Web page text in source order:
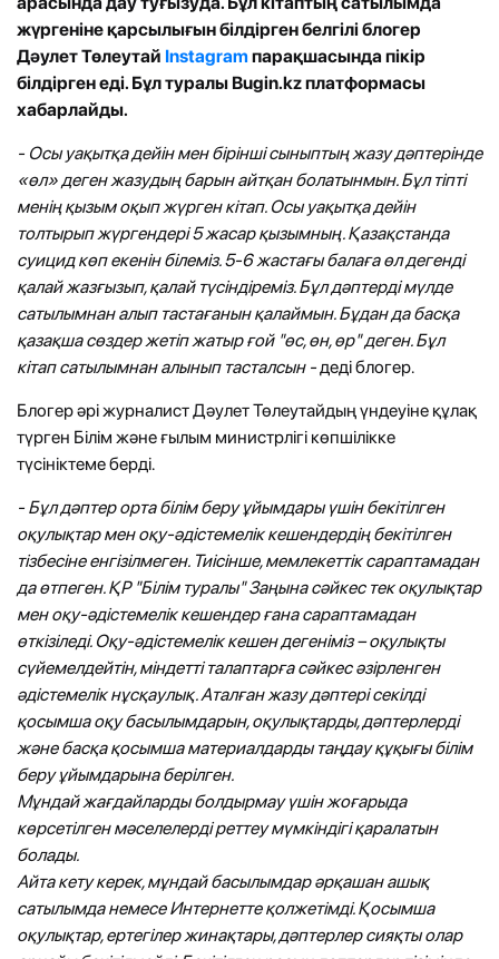
жүргеніне қарсылығын білдірген белгілі блогер
Дәулет Төлеутай Instagramпарақшасында пікір
білдірген еді. Бұл туралы Bugin.kz платформасы
хабарлайды.
- Осы уақытқа дейін мен бірінші сыныптың жазу дәптерінде
«өл» деген жазудың барын айтқан болатынмын. Бұл тіпті
менің қызым оқып жүрген кітап. Осы уақытқа дейін
толтырып жүргендері 5 жасар қызымның. Қазақстанда
суицид көп екенін білеміз. 5-6 жастағы балаға өл дегенді
қалай жазғызып, қалай түсіндіреміз. Бұл дәптерді мүлде
сатылымнан алып тастағанын қалаймын. Бұдан да басқа
қазақша сөздер жетіп жатыр ғой "өс, өн, өр" деген. Бұл
кітап сатылымнан алынып тасталсын -деді блогер.
Блогер әрі журналист Дәулет Төлеутайдың үндеуіне құлақ
түрген Білім және ғылым министрлігі көпшілікке
түсініктеме берді.
- Бұл дәптер орта білім беру ұйымдары үшін бекітілген
оқулықтар мен оқу-әдістемелік кешендердің бекітілген
тізбесіне енгізілмеген. Тиісінше, мемлекеттік сараптамадан
да өтпеген. ҚР "Білім туралы" Заңына сәйкес тек оқулықтар
мен оқу-әдістемелік кешендер ғана сараптамадан
өткізіледі. Оқу-әдістемелік кешен дегеніміз – оқулықты
сүйемелдейтін, міндетті талаптарға сәйкес әзірленген
әдістемелік нұсқаулық. Аталған жазу дәптері секілді
қосымша оқу басылымдарын, оқулықтарды, дәптерлерді
және басқа қосымша материалдарды таңдау құқығы білім
беру ұйымдарына берілген.
Мұндай жағдайларды болдырмау үшін жоғарыда
көрсетілген мәселелерді реттеу мүмкіндігі қаралатын
болады.
Айта кету керек, мұндай басылымдар әрқашан ашық
сатылымда немесе Интернетте қолжетімді. Қосымша
оқулықтар, ертегілер жинақтары, дәптерлер сияқты олар